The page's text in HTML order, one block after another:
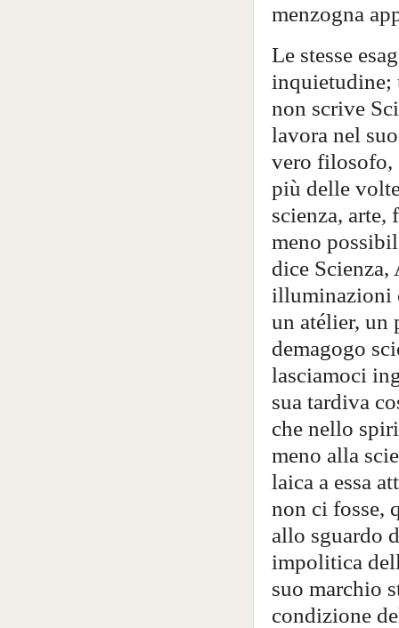
menzogna
Le stesse
inquietudine;
non scrive
lavora nel
vero filosofo,
più delle
scienza, arte,
meno
dice
illuminazioni
un atélier, un
demagogo
lasciamoci
sua tardiva
che nello
meno alla
laica a essa
non ci fosse,
allo sguardo
impolitica
suo marchio
condizione